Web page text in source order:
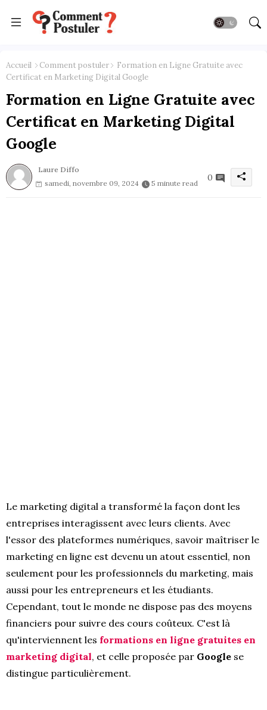
Accueil Comment postuler
Formation en Ligne Gratuite avec
Certificat en Marketing Digital Google
Formation en Ligne Gratuite avec
Certificat en Marketing Digital
Google
Laure Diffo
samedi, novembre 09, 2024
5 minute read
0
Le marketing digital a transformé la façon dont les
entreprises interagissent avec leurs clients. Avec
l'essor des plateformes numériques, savoir maîtriser le
marketing en ligne est devenu un atout essentiel, non
seulement pour les professionnels du marketing, mais
aussi pour les entrepreneurs et les étudiants.
Cependant, tout le monde ne dispose pas des moyens
financiers pour suivre des cours coûteux. C'est là
qu'interviennent les formations en ligne gratuites en
marketing digital, et celle proposée par Google se
distingue particulièrement.